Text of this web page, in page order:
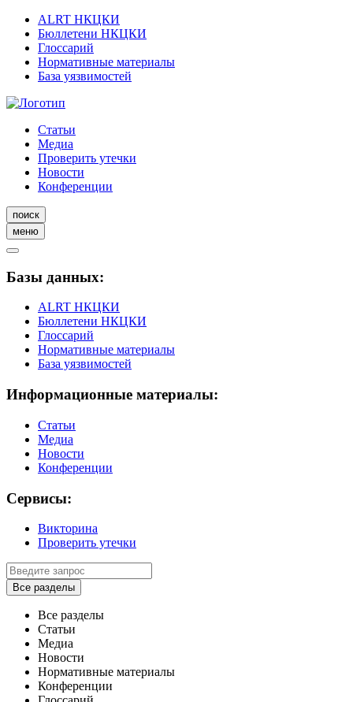
ALRT НКЦКИ
Бюллетени НКЦКИ
Глоссарий
Нормативные материалы
База уязвимостей
Статьи
Медиа
Проверить утечки
Новости
Конференции
поиск
меню
Базы данных:
ALRT НКЦКИ
Бюллетени НКЦКИ
Глоссарий
Нормативные материалы
База уязвимостей
Информационные материалы:
Статьи
Медиа
Новости
Конференции
Сервисы:
Викторина
Проверить утечки
Все разделы
Все разделы
Статьи
Медиа
Новости
Нормативные материалы
Конференции